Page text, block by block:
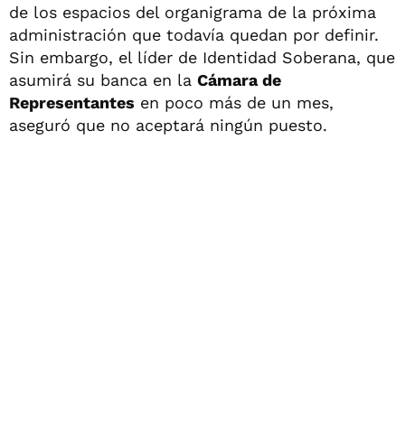
de los espacios del organigrama de la próxima
administración que todavía quedan por definir.
Sin embargo, el líder de Identidad Soberana, que
asumirá su banca en la Cámara de
Representantes en poco más de un mes,
aseguró que no aceptará ningún puesto.